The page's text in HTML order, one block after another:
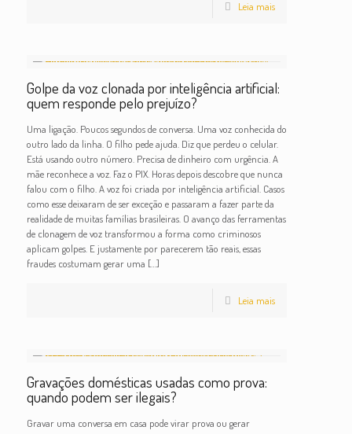
Leia mais
Golpe da voz clonada por inteligência artificial:
quem responde pelo prejuízo?
Uma ligação. Poucos segundos de conversa. Uma voz conhecida do
outro lado da linha. O filho pede ajuda. Diz que perdeu o celular.
Está usando outro número. Precisa de dinheiro com urgência. A
mãe reconhece a voz. Faz o PIX. Horas depois descobre que nunca
falou com o filho. A voz foi criada por inteligência artificial. Casos
como esse deixaram de ser exceção e passaram a fazer parte da
realidade de muitas famílias brasileiras. O avanço das ferramentas
de clonagem de voz transformou a forma como criminosos
aplicam golpes. E justamente por parecerem tão reais, essas
fraudes costumam gerar uma […]
Leia mais
Gravações domésticas usadas como prova:
quando podem ser ilegais?
Gravar uma conversa em casa pode virar prova ou gerar